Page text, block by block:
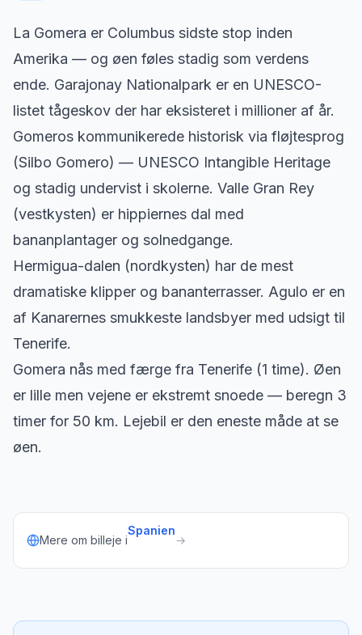
La Gomera er Columbus sidste stop inden
Amerika — og øen føles stadig som verdens
ende. Garajonay Nationalpark er en UNESCO-
listet tågeskov der har eksisteret i millioner af år.
Gomeros kommunikerede historisk via fløjtesprog
(Silbo Gomero) — UNESCO Intangible Heritage
og stadig undervist i skolerne. Valle Gran Rey
(vestkysten) er hippiernes dal med
bananplantager og solnedgange.
Hermigua-dalen (nordkysten) har de mest
dramatiske klipper og bananterrasser. Agulo er en
af Kanarernes smukkeste landsbyer med udsigt til
Tenerife.
Gomera nås med færge fra Tenerife (1 time). Øen
er lille men vejene er ekstremt snoede — beregn 3
timer for 50 km. Lejebil er den eneste måde at se
øen.
Mere om billeje i
Spanien
→